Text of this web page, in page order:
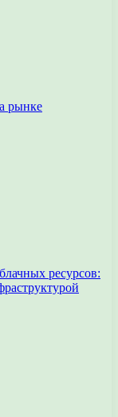
рынке
ресурсов: